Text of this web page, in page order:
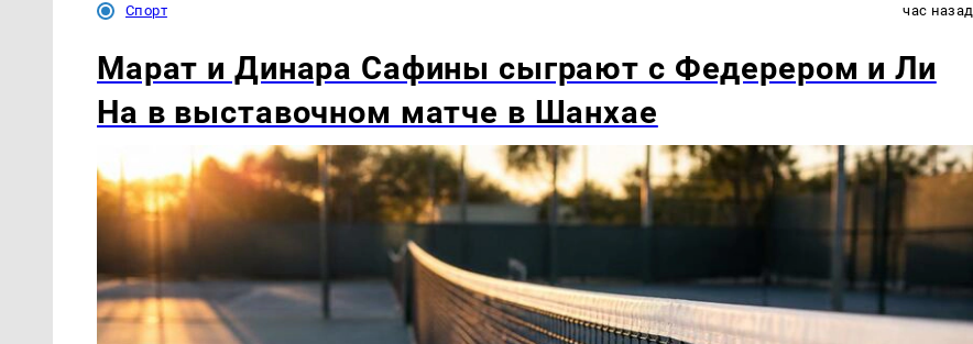
Спорт час назад
Марат и Динара Сафины сыграют с Федерером и Ли
На в выставочном матче в Шанхае